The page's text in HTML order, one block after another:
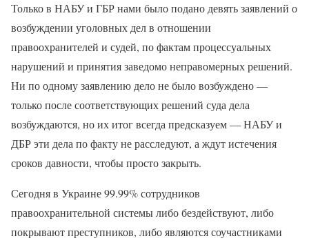
Только в НАБУ и ГБР нами было подано девять заявлений о
возбуждении уголовных дел в отношении
правоохранителей и судей, по фактам процессуальных
нарушений и принятия заведомо неправомерных решений.
Ни по одному заявлению дело не было возбуждено —
только после соответствующих решений суда дела
возбуждаются, но их итог всегда предсказуем — НАБУ и
ДБР эти дела по факту не расследуют, а ждут истечения
сроков давности, чтобы просто закрыть.
Сегодня в Украине 99.99% сотрудников
правоохранительной системы либо бездействуют, либо
покрывают преступников, либо являются соучастниками